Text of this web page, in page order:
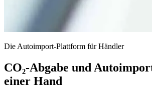
Die Autoimport-Plattform für Händler
CO₂-Abgabe und
einer Hand